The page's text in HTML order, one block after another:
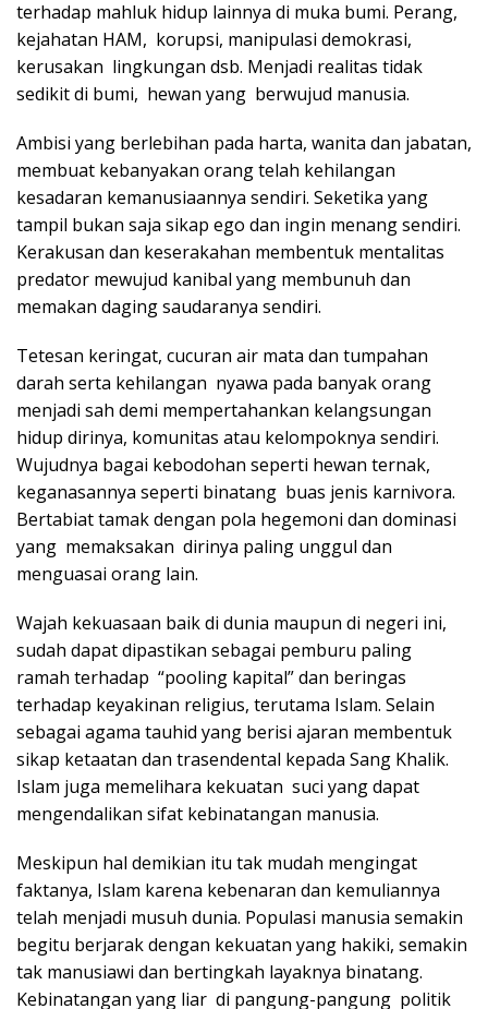
terhadap mahluk hidup lainnya di muka bumi. Perang,
kejahatan HAM, korupsi, manipulasi demokrasi,
kerusakan lingkungan dsb. Menjadi realitas tidak
sedikit di bumi, hewan yang berwujud manusia.
Ambisi yang berlebihan pada harta, wanita dan jabatan,
membuat kebanyakan orang telah kehilangan
kesadaran kemanusiaannya sendiri. Seketika yang
tampil bukan saja sikap ego dan ingin menang sendiri.
Kerakusan dan keserakahan membentuk mentalitas
predator mewujud kanibal yang membunuh dan
memakan daging saudaranya sendiri.
Tetesan keringat, cucuran air mata dan tumpahan
darah serta kehilangan nyawa pada banyak orang
menjadi sah demi mempertahankan kelangsungan
hidup dirinya, komunitas atau kelompoknya sendiri.
Wujudnya bagai kebodohan seperti hewan ternak,
keganasannya seperti binatang buas jenis karnivora.
Bertabiat tamak dengan pola hegemoni dan dominasi
yang memaksakan dirinya paling unggul dan
menguasai orang lain.
Wajah kekuasaan baik di dunia maupun di negeri ini,
sudah dapat dipastikan sebagai pemburu paling
ramah terhadap “pooling kapital” dan beringas
terhadap keyakinan religius, terutama Islam. Selain
sebagai agama tauhid yang berisi ajaran membentuk
sikap ketaatan dan trasendental kepada Sang Khalik.
Islam juga memelihara kekuatan suci yang dapat
mengendalikan sifat kebinatangan manusia.
Meskipun hal demikian itu tak mudah mengingat
faktanya, Islam karena kebenaran dan kemuliannya
telah menjadi musuh dunia. Populasi manusia semakin
begitu berjarak dengan kekuatan yang hakiki, semakin
tak manusiawi dan bertingkah layaknya binatang.
Kebinatangan yang liar di pangung-pangung politik